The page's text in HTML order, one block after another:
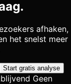
afhaken,
het snelst meer
Start gratis analyse
Geen